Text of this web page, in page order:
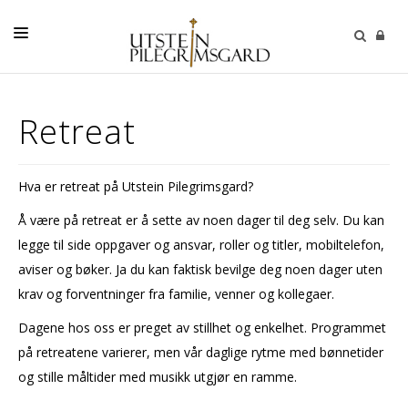
RETREAT
STILLE ONSDAG
ÅNDELIG VEILEDNING
KELTISK ÅNDELIGHET
UTLEIE
VILKAR
Retreat
Hva er retreat på Utstein Pilegrimsgard?
Å være på retreat er å sette av noen dager til deg selv. Du kan
legge til side oppgaver og ansvar, roller og titler, mobiltelefon,
aviser og bøker. Ja du kan faktisk bevilge deg noen dager uten
krav og forventninger fra familie, venner og kollegaer.
Dagene hos oss er preget av stillhet og enkelhet. Programmet
på retreatene varierer, men vår daglige rytme med bønnetider
og stille måltider med musikk utgjør en ramme.